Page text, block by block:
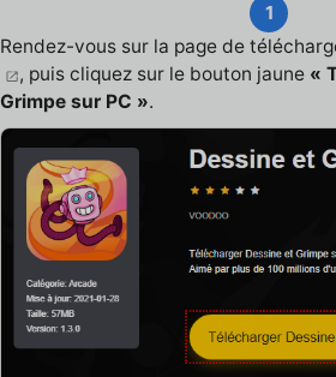
1
Rendez-vous sur la page de
, puis cliquez sur le bouton jaune «
Grimpe sur PC ».